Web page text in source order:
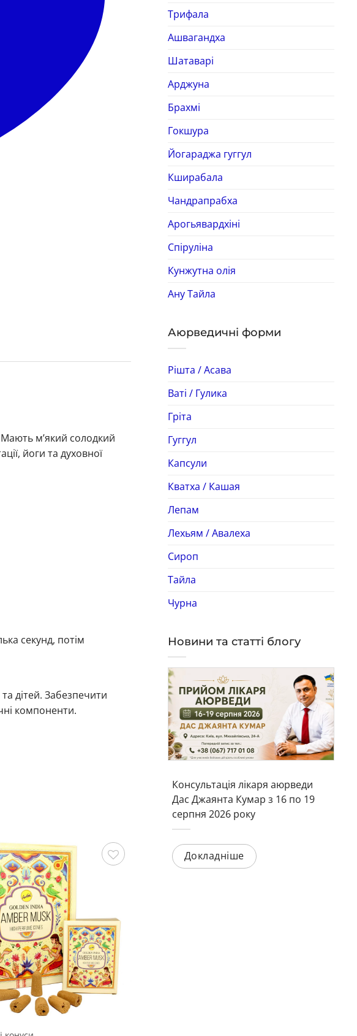
Трифала
Ашвагандха
Шатаварі
Арджуна
Брахмі
Гокшура
Йогараджа гуггул
Кширабала
Чандрапрабха
Арогьявардхіні
Спіруліна
Кунжутна олія
Ану Тайла
Аюрведичні форми
Рішта / Асава
Ваті / Гулика
Гріта
Гуггул
Капсули
Кватха / Кашая
Лепам
Лехьям / Авалеха
Сироп
Тайла
Чурна
Новини та статті блогу
Консультація лікаря аюрведи
Дас Джаянта Кумар з 16 по 19
серпня 2026 року
Докладніше
м’який солодкий
йоги та духовної
секунд, потім
дітей. Забезпечити
компоненти.